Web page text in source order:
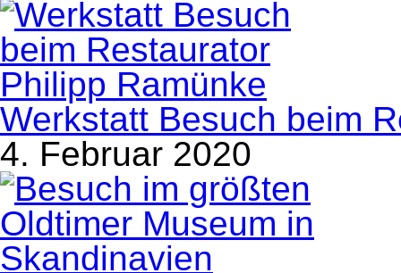
Werkstatt Besuch beim
4. Februar 2020